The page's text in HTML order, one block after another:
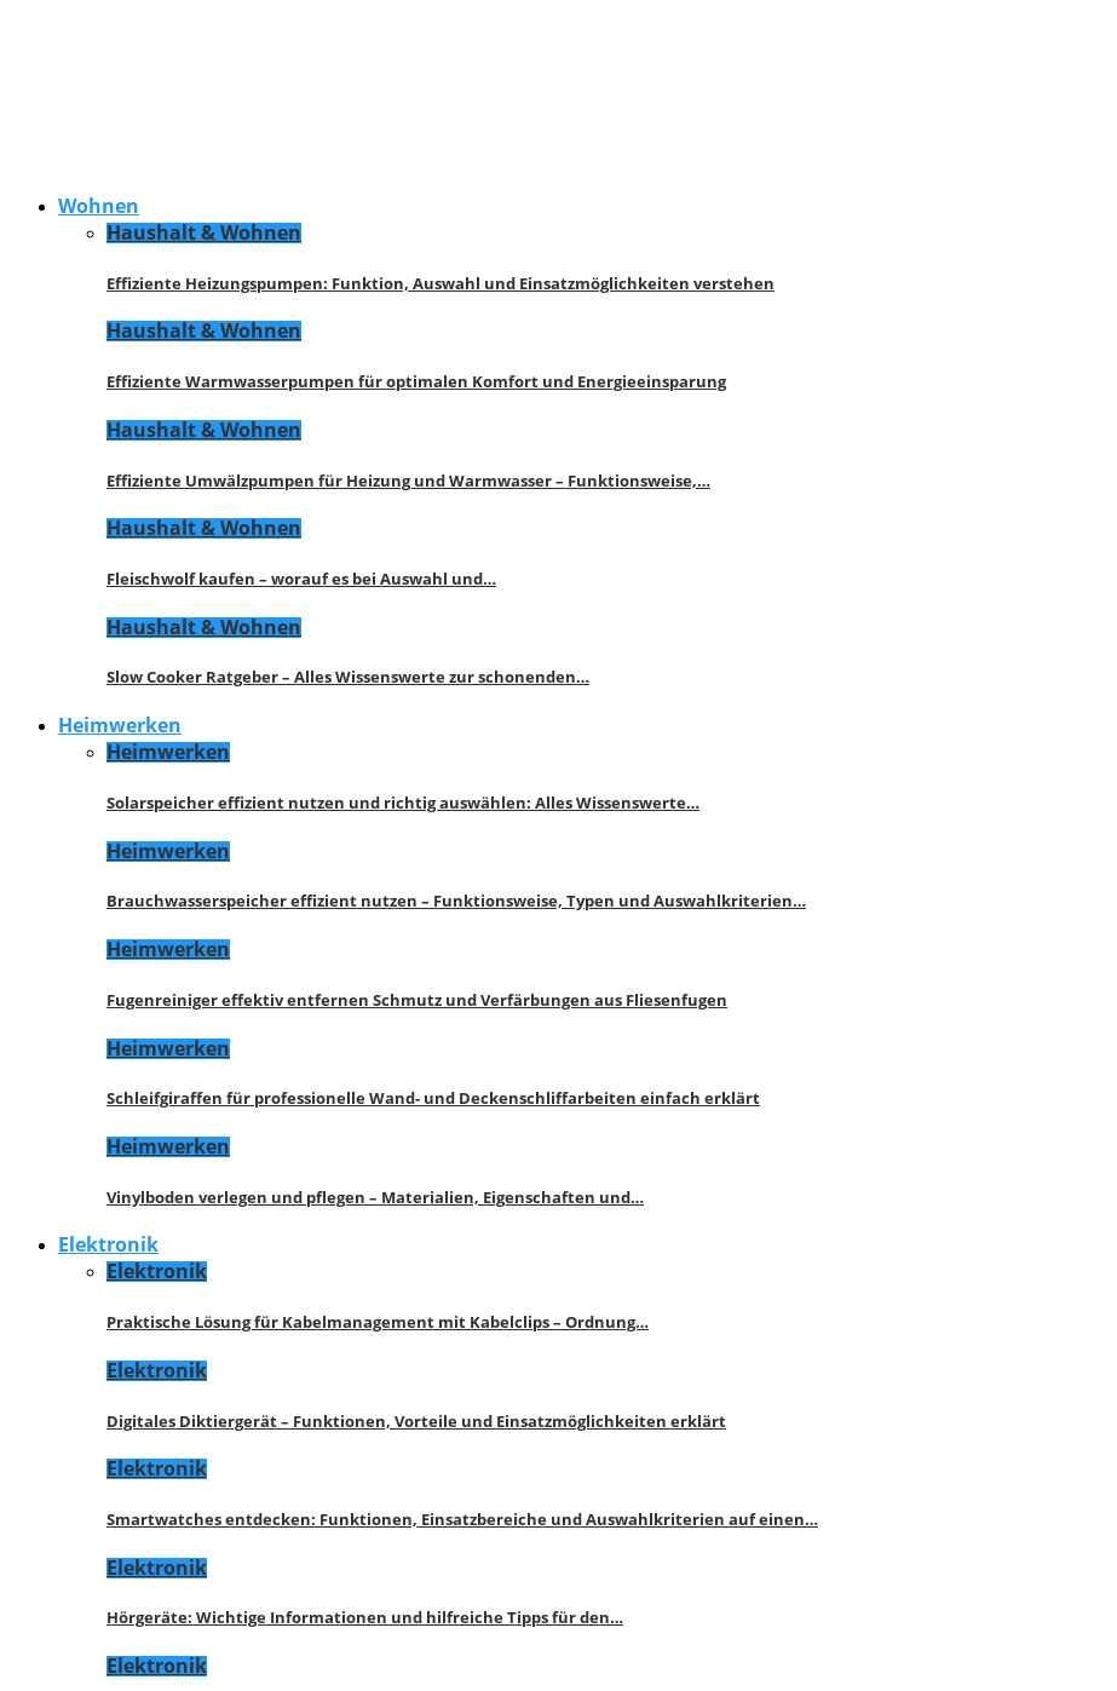
Wohnen
Haushalt & Wohnen
Effiziente Heizungspumpen: Funktion, Auswahl und Einsatzmöglichkeiten verstehen
Haushalt & Wohnen
Effiziente Warmwasserpumpen für optimalen Komfort und Energieeinsparung
Haushalt & Wohnen
Effiziente Umwälzpumpen für Heizung und Warmwasser – Funktionsweise,…
Haushalt & Wohnen
Fleischwolf kaufen – worauf es bei Auswahl und…
Haushalt & Wohnen
Slow Cooker Ratgeber – Alles Wissenswerte zur schonenden…
Heimwerken
Heimwerken
Solarspeicher effizient nutzen und richtig auswählen: Alles Wissenswerte…
Heimwerken
Brauchwasserspeicher effizient nutzen – Funktionsweise, Typen und Auswahlkriterien…
Heimwerken
Fugenreiniger effektiv entfernen Schmutz und Verfärbungen aus Fliesenfugen
Heimwerken
Schleifgiraffen für professionelle Wand- und Deckenschliffarbeiten einfach erklärt
Heimwerken
Vinylboden verlegen und pflegen – Materialien, Eigenschaften und…
Elektronik
Elektronik
Praktische Lösung für Kabelmanagement mit Kabelclips – Ordnung…
Elektronik
Digitales Diktiergerät – Funktionen, Vorteile und Einsatzmöglichkeiten erklärt
Elektronik
Smartwatches entdecken: Funktionen, Einsatzbereiche und Auswahlkriterien auf einen…
Elektronik
Hörgeräte: Wichtige Informationen und hilfreiche Tipps für den…
Elektronik